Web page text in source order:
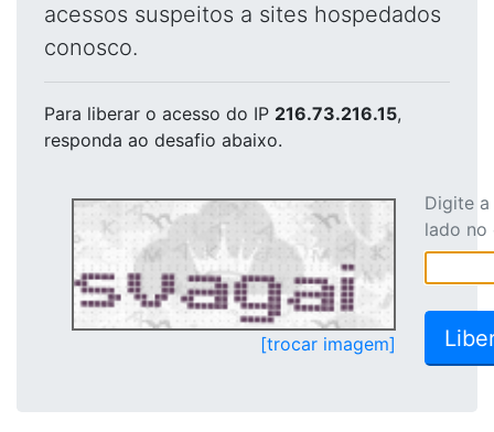
acessos suspeitos a sites hospedados
conosco.
Para liberar o acesso do IP 216.73.216.15,
responda ao desafio abaixo.
[trocar imagem]
Digite
lado no